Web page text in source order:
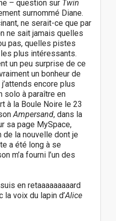
– question sur Twin
surnommé Diane.
ne serait-ce que par
ne sait jamais quelles
pas, quelles pistes
plus intéressants.
un peu surprise de ce
un bonheur de
encore plus
solo à paraître en
à la Boule Noire le 23
Ampersand, dans la
sa page MySpace,
de la nouvelle dont je
a été long à se
m’a fourni l’un des
en retaaaaaaaaard
la voix du lapin d’Alice